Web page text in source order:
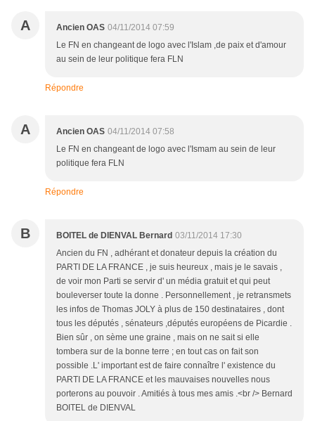
A Ancien OAS 04/11/2014 07:59
Le FN en changeant de logo avec l'Islam ,de paix et d'amour
au sein de leur politique fera FLN
Répondre
A Ancien OAS 04/11/2014 07:58
Le FN en changeant de logo avec l'Ismam au sein de leur
politique fera FLN
Répondre
B BOITEL de DIENVAL Bernard 03/11/2014 17:30
Ancien du FN , adhérant et donateur depuis la création du
PARTI DE LA FRANCE , je suis heureux , mais je le savais ,
de voir mon Parti se servir d' un média gratuit et qui peut
bouleverser toute la donne . Personnellement , je retransmets
les infos de Thomas JOLY à plus de 150 destinataires , dont
tous les députés , sénateurs ,députés européens de Picardie .
Bien sûr , on sème une graine , mais on ne sait si elle
tombera sur de la bonne terre ; en tout cas on fait son
possible .L' important est de faire connaître l' existence du
PARTI DE LA FRANCE et les mauvaises nouvelles nous
porterons au pouvoir . Amitiés à tous mes amis .<br /> Bernard
BOITEL de DIENVAL